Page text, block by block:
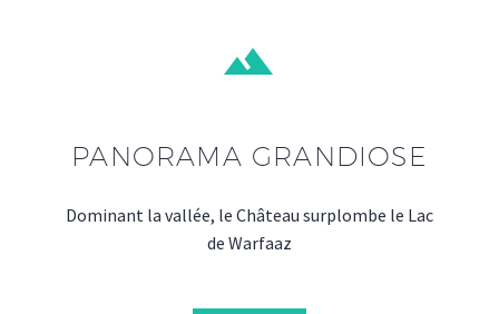


PANORAMA GRANDIOSE
Dominant la vallée, le Château surplombe le Lac
de Warfaaz